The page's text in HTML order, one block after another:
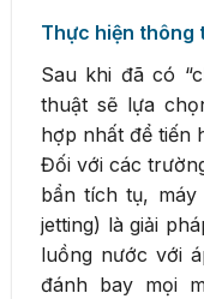
Thực hiện thông
Sau khi đã có
thuật sẽ lựa
hợp nhất để tiến
Đối với các
bẩn tích tụ,
jetting) là giải
luồng nước với
đánh bay mọi